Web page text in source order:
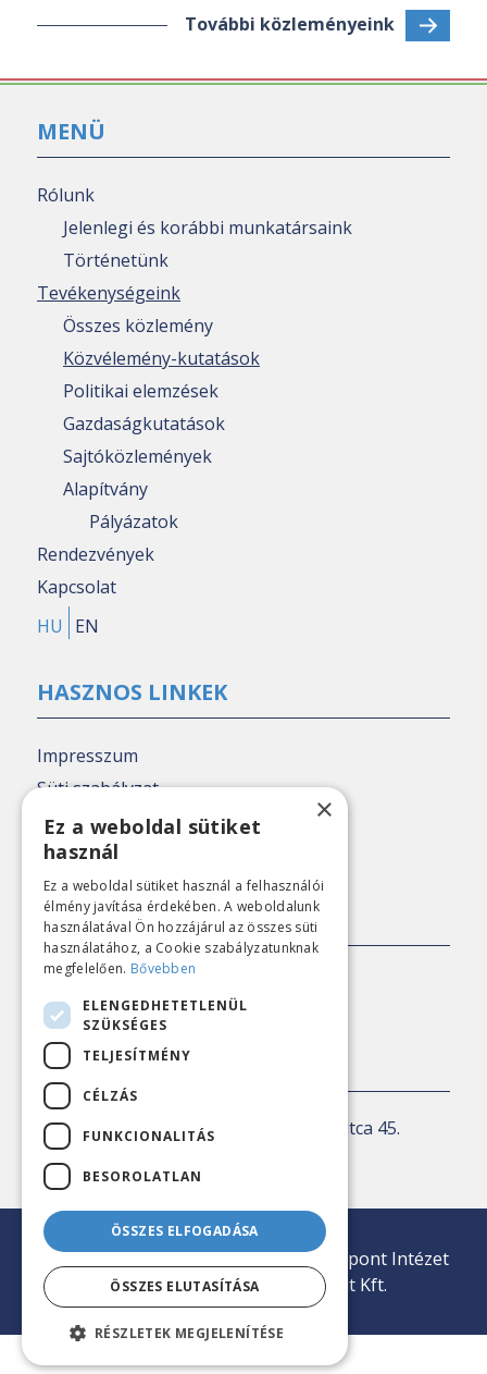
További közleményeink
MENÜ
Rólunk
Jelenlegi és korábbi munkatársaink
Történetünk
Tevékenységeink
Összes közlemény
Közvélemény-kutatások
Politikai elemzések
Gazdaságkutatások
Sajtóközlemények
Alapítvány
Pályázatok
Rendezvények
Kapcsolat
HU
EN
HASZNOS LINKEK
Impresszum
Süti szabályzat
Adatkezelési tájékoztató
Nézőpont archív
SAJTÓKAPCSOLAT
E-mail: sajto@nezopont.hu
KAPCSOLAT
Levelezési cím:1143 Budapest, Ilka utca 45.
E-mail:iroda@nezopont.hu
© 2026 Minden jog fenntartva | Nézőpont Intézet
Közvélemény-kutató Nonprofit Kft.
×
Ez a weboldal sütiket
használ
Ez a weboldal sütiket használ a felhasználói
élmény javítása érdekében. A weboldalunk
használatával Ön hozzájárul az összes süti
használatához, a Cookie szabályzatunknak
megfelelően. Bővebben
ELENGEDHETETLENÜL
SZÜKSÉGES
TELJESÍTMÉNY
CÉLZÁS
FUNKCIONALITÁS
BESOROLATLAN
ÖSSZES ELFOGADÁSA
ÖSSZES ELUTASÍTÁSA
RÉSZLETEK MEGJELENÍTÉSE